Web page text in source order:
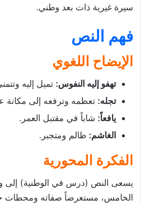
سيرة غيرية ذات بعد وطني.
فهم النص
الإيضاح اللغوي
تهفو إليه النفوس: تميل إليه
تجله: تعظمه وترفعه إلى مكانة
يافعاً: شاباً في مقتبل العمر.
الغاشم: ظالم ومتجبر.
الفكرة المحورية
يسعى النص (درس في الوطنية)
الخامس، مستعرضاً صفاته ومحطات